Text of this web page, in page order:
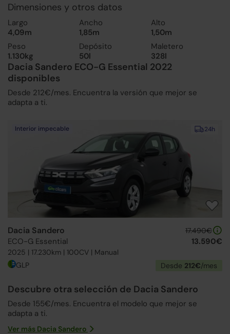
Dimensiones y otros datos
Largo
4,09m
Ancho
1,85m
Alto
1,50m
Peso
1.130kg
Depósito
50l
Maletero
328l
Dacia Sandero ECO-G Essential 2022
disponibles
Desde 212€/mes. Encuentra la versión que mejor se
adapta a ti.
24h
Interior impecable
Dacia Sandero
ECO-G Essential
2025 | 17.230km | 100CV | Manual
17.490€
13.590€
GLP Desde 212€/mes
Descubre otra selección de Dacia Sandero
Desde 155€/mes. Encuentra el modelo que mejor se
adapta a ti.
Ver más Dacia Sandero